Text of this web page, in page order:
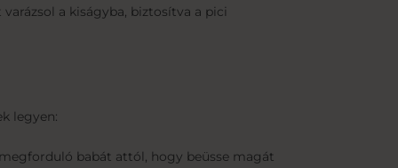
a kiságyba, biztosítva a pici
legyen:
babát attól, hogy beüsse magát